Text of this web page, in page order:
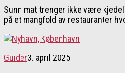
Sunn mat trenger ikke være
på et mangfold av restauranter
Guider3. april 2025